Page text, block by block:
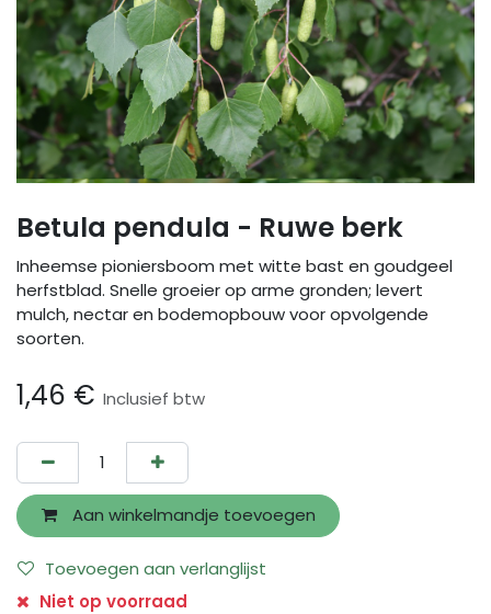
Betula pendula - Ruwe berk
Inheemse pioniersboom met witte bast en goudgeel
herfstblad. Snelle groeier op arme gronden; levert
mulch, nectar en bodemopbouw voor opvolgende
soorten.
1,46 € Inclusief btw
Aan winkelmandje toevoegen
Toevoegen aan verlanglijst
Niet op voorraad